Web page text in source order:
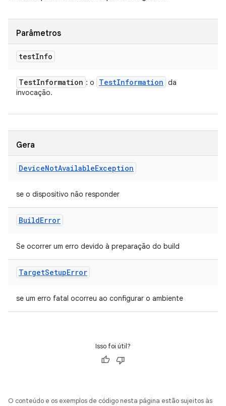
Parâmetros
testInfo
TestInformation : o TestInformation da
invocação.
Gera
DeviceNotAvailableException
se o dispositivo não responder
BuildError
Se ocorrer um erro devido à preparação do build
TargetSetupError
se um erro fatal ocorreu ao configurar o ambiente
Isso foi útil?
O conteúdo e os exemplos de código nesta página estão sujeitos às